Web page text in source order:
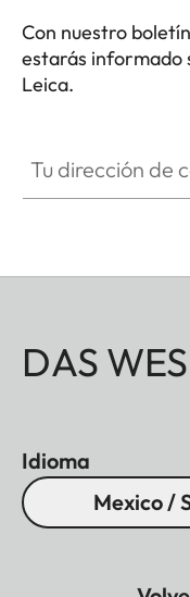
Con nuestro
estarás informado
Leica.
DAS
Idioma
Mexico /